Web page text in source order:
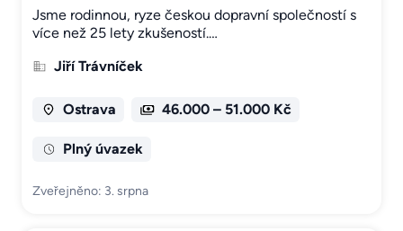
Jsme rodinnou, ryze českou dopravní společností s
více než 25 lety zkušeností.…
Jiří Trávníček
Ostrava 46.000 – 51.000 Kč
Plný úvazek
Zveřejněno: 3. srpna